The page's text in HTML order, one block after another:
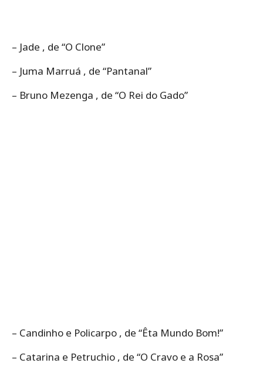
– Jade , de “O Clone”
– Juma Marruá , de “Pantanal”
– Bruno Mezenga , de “O Rei do Gado”
– Candinho e Policarpo , de “Êta Mundo Bom!”
– Catarina e Petruchio , de “O Cravo e a Rosa”